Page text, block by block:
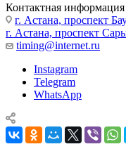
Контактная информация
г. Астана, проспект
г. Астана, проспект
timing@internet.ru
Instagram
Telegram
WhatsApp